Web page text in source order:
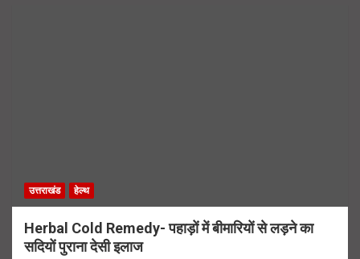
उत्तराखंड हेल्थ
Herbal Cold Remedy- पहाड़ों में बीमारियों से लड़ने का
सदियों पुराना देसी इलाज